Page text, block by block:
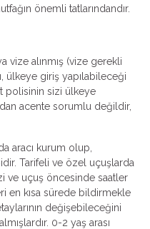
önemli tatlarındandır.
vize alınmış (vize gerekli
ülkeye giriş yapılabileceği
polisinin sizi ülkeye
acente sorumlu değildir,
aracı kurum olup,
Tarifeli ve özel uçuşlarda
ve uçuş öncesinde saatler
en kısa sürede bildirmekle
değişebileceğini
0-2 yaş arası